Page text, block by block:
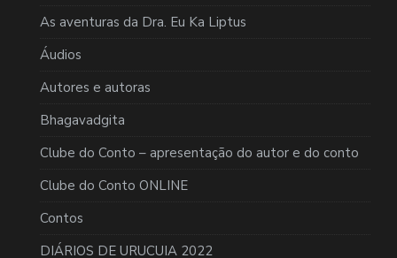
As aventuras da Dra. Eu Ka Liptus
Áudios
Autores e autoras
Bhagavadgita
Clube do Conto – apresentação do autor e do conto
Clube do Conto ONLINE
Contos
DIÁRIOS DE URUCUIA 2022